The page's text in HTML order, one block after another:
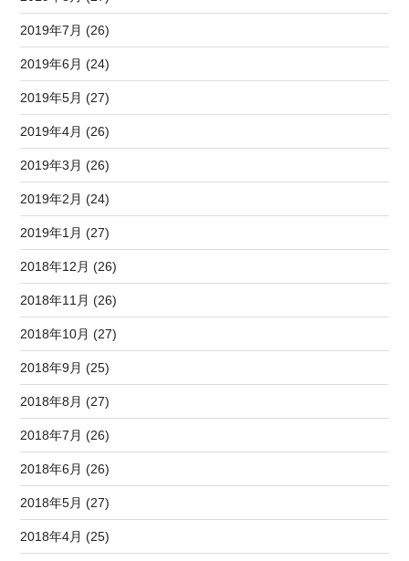
2019年7月 (26)
2019年6月 (24)
2019年5月 (27)
2019年4月 (26)
2019年3月 (26)
2019年2月 (24)
2019年1月 (27)
2018年12月 (26)
2018年11月 (26)
2018年10月 (27)
2018年9月 (25)
2018年8月 (27)
2018年7月 (26)
2018年6月 (26)
2018年5月 (27)
2018年4月 (25)